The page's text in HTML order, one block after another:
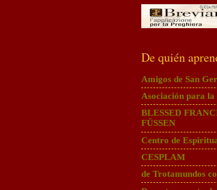
De quién
Amigos de San
Asociación para
BLESSED
FÜSSEN
Centro de
CESPLAM
de Trotamundos